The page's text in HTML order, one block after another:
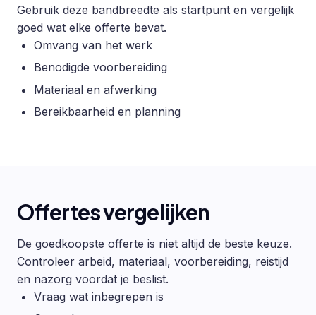
Gebruik deze bandbreedte als startpunt en vergelijk
goed wat elke offerte bevat.
Omvang van het werk
Benodigde voorbereiding
Materiaal en afwerking
Bereikbaarheid en planning
Offertes vergelijken
De goedkoopste offerte is niet altijd de beste keuze.
Controleer arbeid, materiaal, voorbereiding, reistijd
en nazorg voordat je beslist.
Vraag wat inbegrepen is